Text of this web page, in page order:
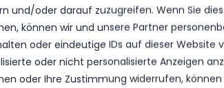
und/oder darauf zuzugreifen. Wenn Sie
können wir und unsere Partner
oder eindeutige IDs auf dieser Website
oder nicht personalisierte Anzeigen
oder Ihre Zustimmung widerrufen,